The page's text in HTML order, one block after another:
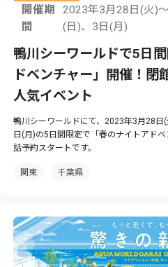
開催期
間
2023年3月28日(火)
(日)、3日(月)
鴨川シーワールドで5日
ドベンチャー」開催！閉
人気イベント
鴨川シーワールドにて、2023年3月28
日(月)の5日間限定で「春のナイトアド
話予約スタートです。
関東 千葉県